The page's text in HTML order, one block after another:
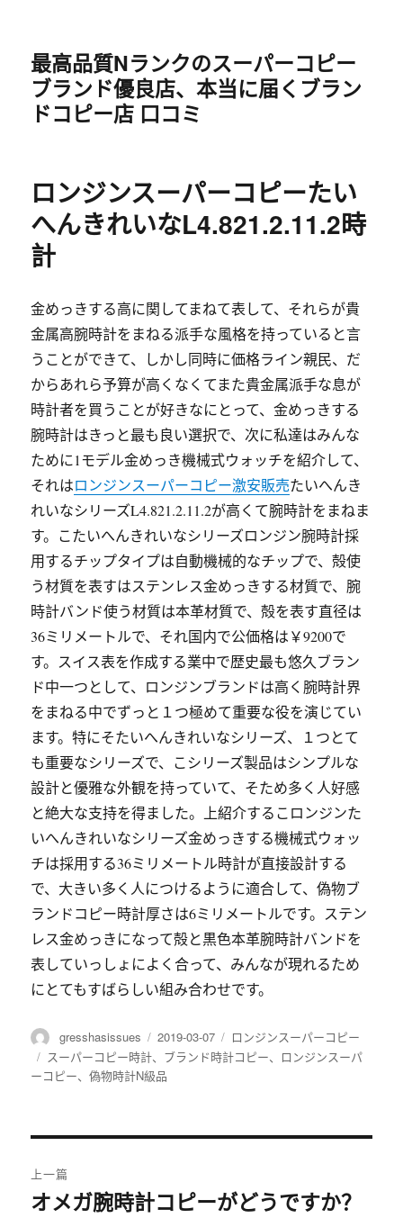
最高品質Nランクのスーパーコピー
ブランド優良店、本当に届くブラン
ドコピー店 口コミ
ロンジンスーパーコピーたい
へんきれいなL4.821.2.11.2時
計
金めっきする高に関してまねて表して、それらが貴
金属高腕時計をまねる派手な風格を持っていると言
うことができて、しかし同時に価格ライン親民、だ
からあれら予算が高くなくてまた貴金属派手な息が
時計者を買うことが好きなにとって、金めっきする
腕時計はきっと最も良い選択で、次に私達はみんな
ために1モデル金めっき機械式ウォッチを紹介して、
それはロンジンスーパーコピー激安販売たいへんき
れいなシリーズL4.821.2.11.2が高くて腕時計をまねま
す。こたいへんきれいなシリーズロンジン腕時計採
用するチップタイプは自動機械的なチップで、殻使
う材質を表すはステンレス金めっきする材質で、腕
時計バンド使う材質は本革材質で、殻を表す直径は
36ミリメートルで、それ国内で公価格は￥9200で
す。スイス表を作成する業中で歴史最も悠久ブラン
ド中一つとして、ロンジンブランドは高く腕時計界
をまねる中でずっと１つ極めて重要な役を演じてい
ます。特にそたいへんきれいなシリーズ、１つとて
も重要なシリーズで、こシリーズ製品はシンプルな
設計と優雅な外観を持っていて、そため多く人好感
と絶大な支持を得ました。上紹介するこロンジンた
いへんきれいなシリーズ金めっきする機械式ウォッ
チは採用する36ミリメートル時計が直接設計する
で、大きい多く人につけるように適合して、偽物ブ
ランドコピー時計厚さは6ミリメートルです。ステン
レス金めっきになって殻と黒色本革腕時計バンドを
表していっしょによく合って、みんなが現れるため
にとてもすばらしい組み合わせです。
作
者
gresshasissues
发
布
于
2019-03-07
分
类
ロンジンスーパーコピー
标
签
スーパーコピー時計、 ブランド時計コピー、 ロンジンスーパ
ーコピー、偽物時計N級品
章
上一篇
上
オメガ腕時計コピーがどうですか？